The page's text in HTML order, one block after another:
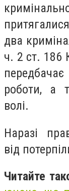
два
ч. 2 ст. 186
роботи, а
волі.
Наразі
від
Читайте